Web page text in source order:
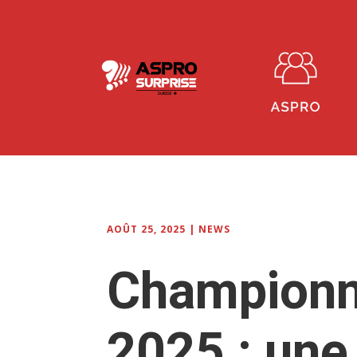
AOÛT 25, 2025 | NEWS